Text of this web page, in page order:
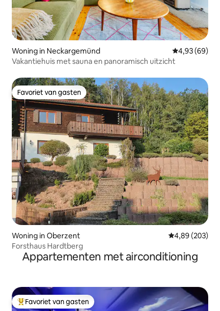
Woning in Neckargemünd Gemiddelde
4,93 (69)
Vakantiehuis met sauna en panoramisch uitzicht
Favoriet van gasten
Favoriet van gasten
Woning in Oberzent Gemiddelde
4,89 (203)
Forsthaus Hardtberg
Appartementen met airconditioning
Topfavoriet van gasten
Favoriet van gasten